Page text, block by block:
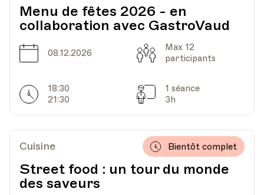
Menu de fêtes 2026 - en
collaboration avec GastroVaud
Date
08.12.2026 Capacité
Max 12
participants
Horarires
18:30
21:30
Séances
1 séance
3h
Cuisine
Street food : un tour du monde
des saveurs
Bientôt complet